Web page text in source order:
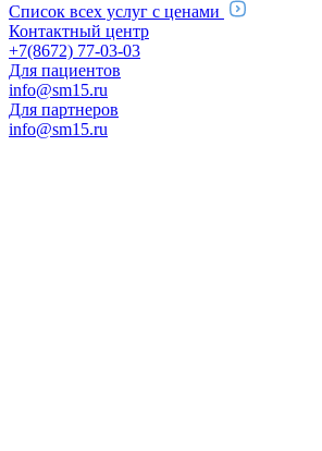
Список всех услуг с ценами
Контактный центр
+7(8672) 77-03-03
Для пациентов
info@sm15.ru
Для партнеров
info@sm15.ru